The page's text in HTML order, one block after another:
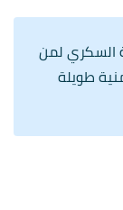
السكري لمن
طويلة